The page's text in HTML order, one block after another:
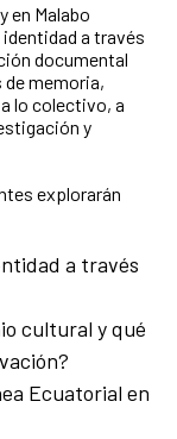
en Malabo
a través
documental
memoria,
lo colectivo, a
y
explorarán
a través
cultural y qué
Ecuatorial en